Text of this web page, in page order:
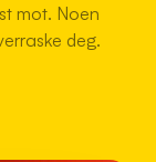
mot. Noen
deg.